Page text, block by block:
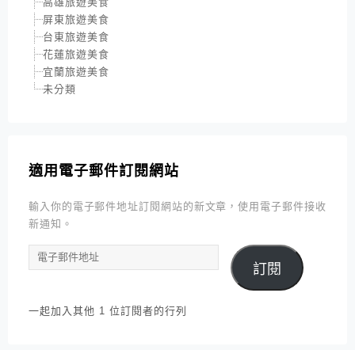
屏東旅遊美食
台東旅遊美食
花蓮旅遊美食
宜蘭旅遊美食
未分類
適用電子郵件訂閱網站
輸入你的電子郵件地址訂閱網站的新文章，使用電子郵件接收
新通知。
電
子
件
訂閱
一起加入其他 1 位訂閱者的行列